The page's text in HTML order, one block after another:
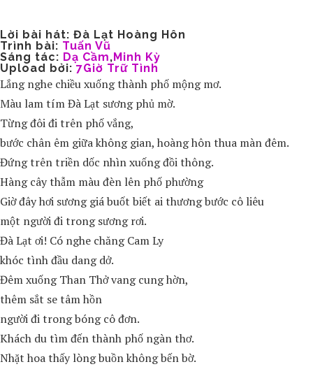
Lời bài hát: Đà Lạt Hoàng Hôn
Trình bài: Tuấn Vũ
Sáng tác: Dạ Cầm,Minh Kỳ
Upload bởi:7Giờ Trữ Tình
Lắng nghe chiều xuống thành phố mộng mơ.
Màu lam tím Đà Lạt sương phủ mờ.
Từng đôi đi trên phố vắng,
bước chân êm giữa không gian, hoàng hôn thua màn đêm.
Đứng trên triền dốc nhìn xuống đồi thông.
Hàng cây thẫm màu đèn lên phố phường
Giờ đây hơi sương giá buốt biết ai thương bước cô liêu
một người đi trong sương rơi.
Đà Lạt ơi! Có nghe chăng Cam Ly
khóc tình đầu dang dở.
Đêm xuống Than Thở vang cung hờn,
thêm sắt se tâm hồn
người đi trong bóng cô đơn.
Khách du tìm đến thành phố ngàn thơ.
Nhặt hoa thấy lòng buồn không bến bờ.